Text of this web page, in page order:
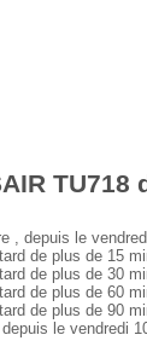
, depuis le
de plus de 15
de plus de 30
de plus de 60
de plus de 90
le vendredi